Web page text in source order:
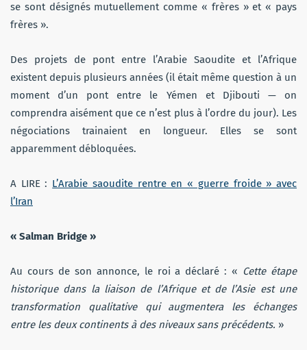
se sont désignés mutuellement comme « frères » et « pays
frères ».
Des projets de pont entre l’Arabie Saoudite et l’Afrique
existent depuis plusieurs années (il était même question à un
moment d’un pont entre le Yémen et Djibouti — on
comprendra aisément que ce n’est plus à l’ordre du jour). Les
négociations trainaient en longueur. Elles se sont
apparemment débloquées.
A LIRE : L’Arabie saoudite rentre en « guerre froide » avec
l’Iran
« Salman Bridge »
Au cours de son annonce, le roi a déclaré : « Cette étape
historique dans la liaison de l’Afrique et de l’Asie est une
transformation qualitative qui augmentera les échanges
entre les deux continents à des niveaux sans précédents. »